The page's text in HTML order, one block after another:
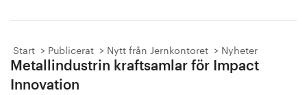
Start Publicerat Nytt från Jernkontoret Nyheter
Metallindustrin kraftsamlar för Impact
Innovation